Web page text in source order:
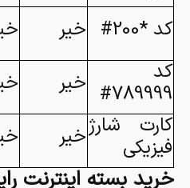
کد *200#
خیر
کد
789999#
خیر
کارت شارژ
فیزیکی
خیر
خرید بسته اینترنت